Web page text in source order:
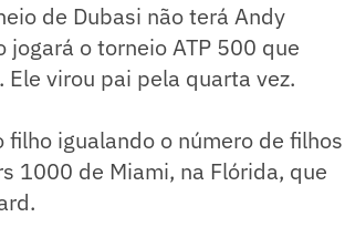
de Dubasi não terá Andy
o torneio ATP 500 que
virou pai pela quarta vez.
igualando o número de filhos
1000 de Miami, na Flórida, que